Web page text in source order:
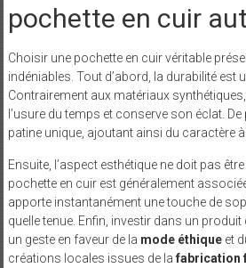
pochette en cuir
Choisir une pochette en cuir véritable
indéniables. Tout d’abord, la durabilité est
Contrairement aux matériaux
l’usure du temps et conserve son éclat.
patine unique, ajoutant ainsi du caractère
Ensuite, l’aspect esthétique ne doit pas
pochette en cuir est généralement
apporte instantanément une touche de
quelle tenue. Enfin, investir dans un
un geste en faveur de la mode éthiqueet
créations locales issues de la fabrication